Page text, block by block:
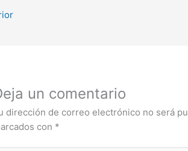
un comentario
dirección de correo electrónico no será
con *